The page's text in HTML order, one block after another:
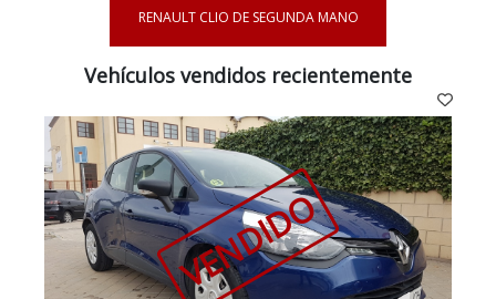
RENAULT CLIO DE SEGUNDA MANO
Vehículos vendidos recientemente
VENDIDO